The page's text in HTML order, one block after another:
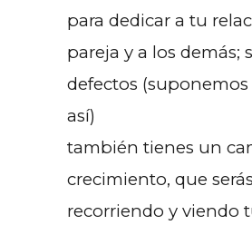
para dedicar a tu
pareja y a los demás;
defectos (suponemos
así)
también tienes un
crecimiento, que
recorriendo y viendo